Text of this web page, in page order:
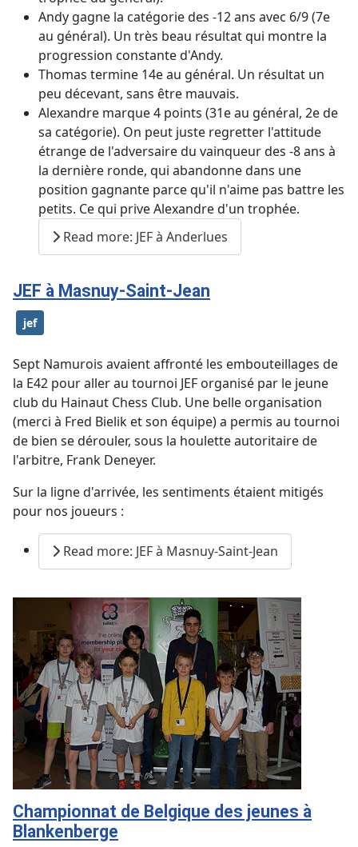
Andy gagne la catégorie des -12 ans avec 6/9 (7e
au général). Un très beau résultat qui montre la
progression constante d'Andy.
Thomas termine 14e au général. Un résultat un
peu décevant, sans être mauvais.
Alexandre marque 4 points (31e au général, 2e de
sa catégorie). On peut juste regretter l'attitude
étrange de l'adversaire du vainqueur des -8 ans à
la dernière ronde, qui abandonne dans une
position gagnante parce qu'il n'aime pas battre les
petits. Ce qui prive Alexandre d'un trophée.
Read more: JEF à Anderlues
JEF à Masnuy-Saint-Jean
jef
Sept Namurois avaient affronté les embouteillages de
la E42 pour aller au tournoi JEF organisé par le jeune
club du Hainaut Chess Club. Une belle organisation
(merci à Fred Bielik et son équipe) a permis au tournoi
de bien se dérouler, sous la houlette autoritaire de
l'arbitre, Frank Deneyer.
Sur la ligne d'arrivée, les sentiments étaient mitigés
pour nos joueurs :
Read more: JEF à Masnuy-Saint-Jean
Championnat de Belgique des jeunes à
Blankenberge